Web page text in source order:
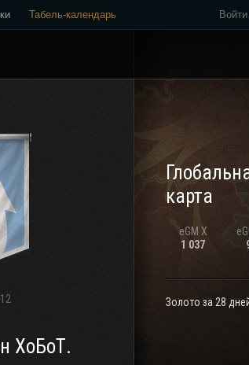
Войти
Табель-календарь
ХоБоТ.
карта
eGM X
1 037
Золото за 28